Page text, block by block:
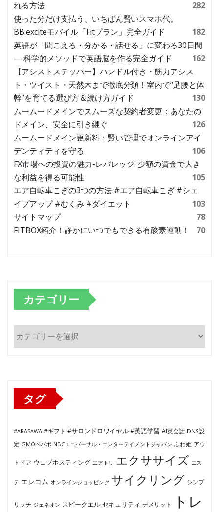
れる方法
282
使った分だけ支払う、いちばん賢いスマホ代。
BB.exciteモバイル「Fitプラン」完全ガイド
182
英語が「聞こえる・分かる・話せる」に変わる30日間
― 科学的メソッドで英語脳を作る完全ガイド
162
【アシストステッパー】ハンドル付き・筋力アシス
ト・ツイスト・天然木まで徹底分類！室内で“足腰と体
幹”を育てる選び方＆続け方ガイド
130
ムームードメインでスムーズな契約者変更：あなたの
ドメイン、安全に引き継ぐ
126
ムームードメイン更新料：賢い管理でオンラインアイ
デンティティを守る
106
FX市場への投資の魅力-レバレッジ: 少額の資金で大き
な利益を得る可能性
105
エア自転車こぎの3つの方法 #エア自転車こぎ #シェ
イプアップ #むくみ #ダイエット
103
サイトマップ
78
FITBOX紹介！静かにいつでもできる有酸素運動！
70
カテゴリー
テ
タグ
#ARASAWA #ギフト #サロンドロワイヤル #英語学習 AI英会話 DNS設
定 GMOペパボ NBCユニバーサル・エンターテイメントジャパン ふわ姫 アウ
トドア ウェブホスティング エアトリ エクササイズ エス
テ エレコム オンラインショッピング サイクリング シンプ
リッチ ジェネオン スピークエル セキュリティ デメリット
トレ